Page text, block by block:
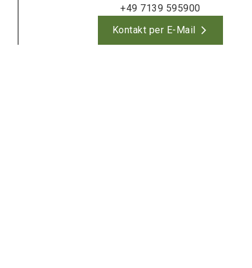
+49 7139 595900
Kontakt per E-Mail